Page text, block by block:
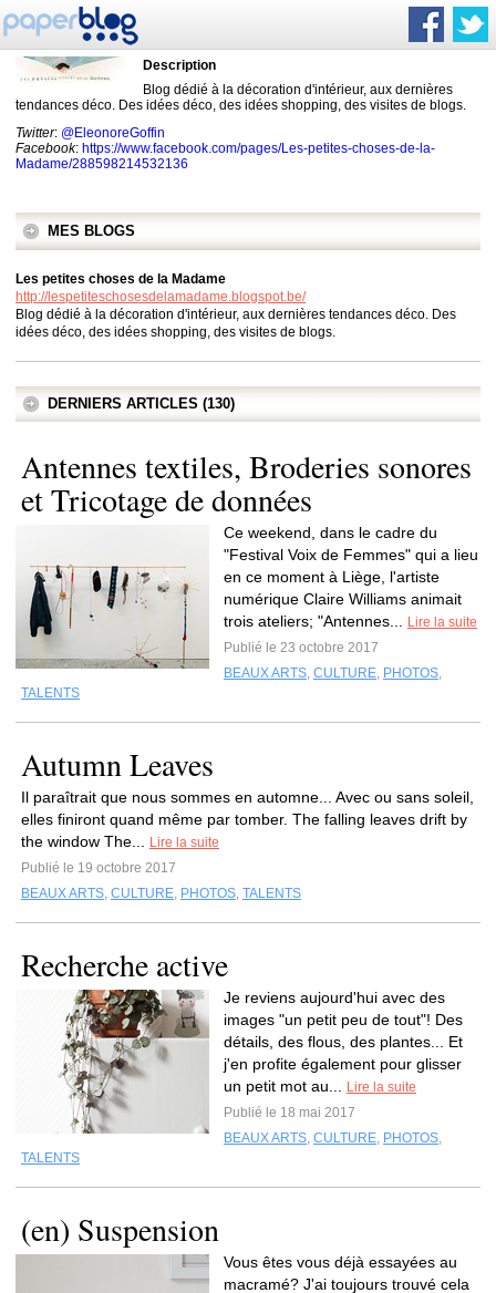
Description
Blog dédié à la décoration d'intérieur, aux dernières
tendances déco. Des idées déco, des idées shopping, des visites de blogs.
Twitter: @EleonoreGoffin
Facebook: https://www.facebook.com/pages/Les-petites-choses-de-la-
Madame/288598214532136
MES BLOGS
Les petites choses de la Madame
http://lespetiteschosesdelamadame.blogspot.be/
Blog dédié à la décoration d'intérieur, aux dernières tendances déco. Des
idées déco, des idées shopping, des visites de blogs.
DERNIERS ARTICLES (130)
Antennes textiles, Broderies sonores
et Tricotage de données
Ce weekend, dans le cadre du
"Festival Voix de Femmes" qui a lieu
en ce moment à Liège, l'artiste
numérique Claire Williams animait
trois ateliers; "Antennes...
Lire la suite
Publié le 23 octobre 2017
BEAUX ARTS, CULTURE, PHOTOS,
TALENTS
Autumn Leaves
Il paraîtrait que nous sommes en automne... Avec ou sans soleil,
elles finiront quand même par tomber. The falling leaves drift by
the window The...
Lire la suite
Publié le 19 octobre 2017
BEAUX ARTS, CULTURE, PHOTOS, TALENTS
Recherche active
Je reviens aujourd'hui avec des
images "un petit peu de tout"! Des
détails, des flous, des plantes... Et
j'en profite également pour glisser
un petit mot au...
Lire la suite
Publié le 18 mai 2017
BEAUX ARTS, CULTURE, PHOTOS,
TALENTS
(en) Suspension
Vous êtes vous déjà essayées au
macramé? J'ai toujours trouvé cela